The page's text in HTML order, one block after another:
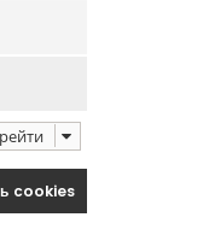
cookies